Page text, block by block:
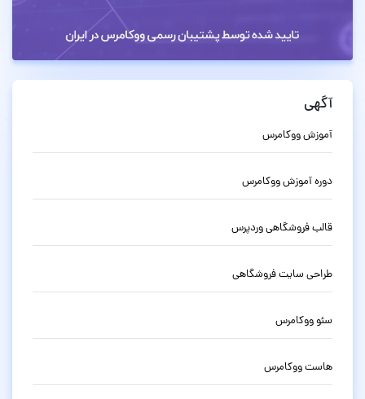
آگهی
آموزش ووکامرس
دوره آموزش ووکامرس
قالب فروشگاهی وردپرس
طراحی سایت فروشگاهی
سئو ووکامرس
هاست ووکامرس